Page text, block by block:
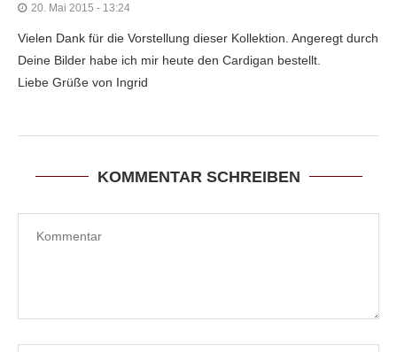
20. Mai 2015 - 13:24
Vielen Dank für die Vorstellung dieser Kollektion. Angeregt durch
Deine Bilder habe ich mir heute den Cardigan bestellt.
Liebe Grüße von Ingrid
KOMMENTAR SCHREIBEN